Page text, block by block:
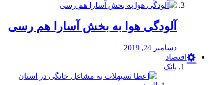
آلودگی هوا به بخش آسارا هم رسی
دسامبر 24, 2019
اقتصاد
بانک